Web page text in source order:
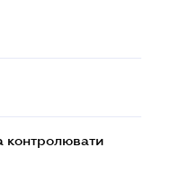
контролювати